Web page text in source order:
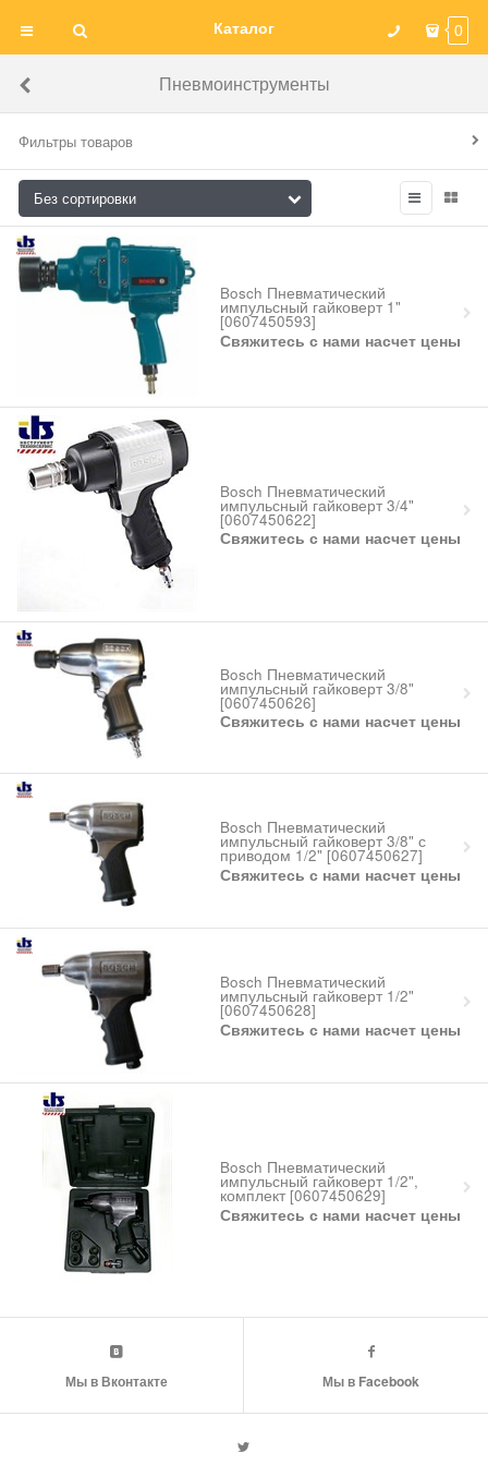
Каталог 0
Пневмоинструменты
Фильтры товаров
Bosch Пневматический
импульсный гайковерт 1"
[0607450593]
Свяжитесь с нами насчет цены
Bosch Пневматический
импульсный гайковерт 3/4"
[0607450622]
Свяжитесь с нами насчет цены
Bosch Пневматический
импульсный гайковерт 3/8"
[0607450626]
Свяжитесь с нами насчет цены
Bosch Пневматический
импульсный гайковерт 3/8" с
приводом 1/2" [0607450627]
Свяжитесь с нами насчет цены
Bosch Пневматический
импульсный гайковерт 1/2"
[0607450628]
Свяжитесь с нами насчет цены
Bosch Пневматический
импульсный гайковерт 1/2",
комплект [0607450629]
Свяжитесь с нами насчет цены
Мы в Вконтакте Мы в Facebook